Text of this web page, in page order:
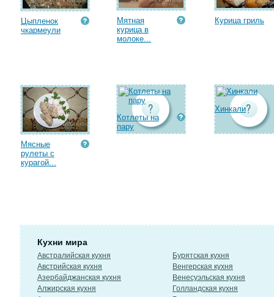
Цыпленок
чкармеули
Мятная
курица в
молоке...
Курица гриль
Мясные
рулеты с
курагой...
Котлеты на
пару
Хинкали
Кухни мира
Австралийская кухня
Австрийская кухня
Азербайджанская кухня
Алжирская кухня
Бурятская кухня
Венгерская кухня
Венесуэльская кухня
Голландская кухня